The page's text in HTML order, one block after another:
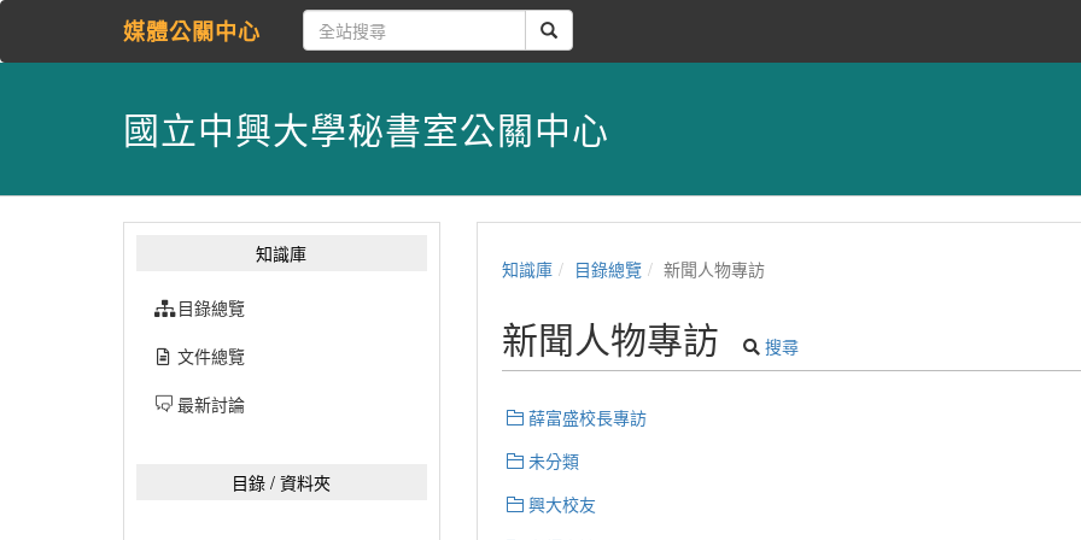
媒體公關中心
國立中興大學秘書室公關中心
知識庫
目錄總覽
文件總覽
最新討論
目錄 / 資料夾
知識庫 目錄總覽 新聞人物專訪
新聞人物專訪 搜尋
薛富盛校長專訪
未分類
興大校友